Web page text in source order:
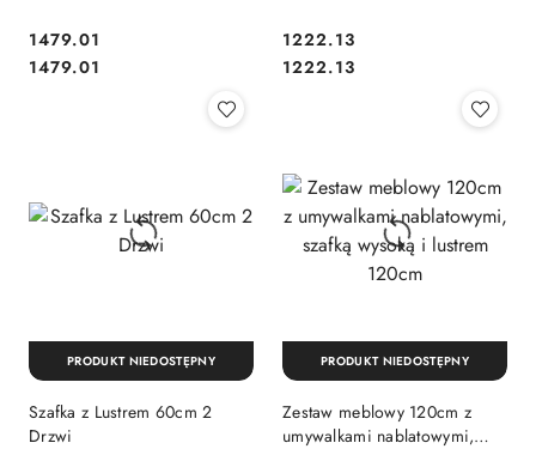
Cena:
1479.01
Cena:
1479.01 Cena:
1222.13
Cena:
1222.13
Szafka z Lustrem 60cm 2
Drzwi
PRODUKT NIEDOSTĘPNY
Zestaw meblowy 120cm z
umywalkami nablatowymi,
PRODUKT NIEDOSTĘPNY